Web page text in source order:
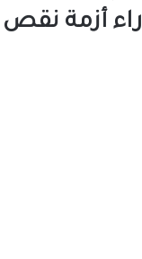
أزمة نقص